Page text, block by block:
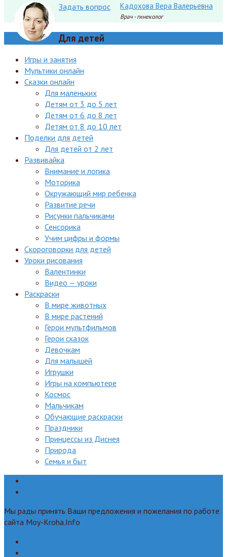
Кадохова Вера Валерьевна
Врач - гинеколог
Задать вопрос
Для детей
Игры и занятия
Мультики онлайн
Сказки онлайн
Для маленьких
Детям от 3 до 5 лет
Детям от 6 до 8 лет
Детям от 8 до 10 лет
Поделки для детей
Для детей от 2 лет
Развивайка
Внимание и логика
Моторика
Окружающий мир ребенка
Развитие речи
Рисунки пальчиками
Сенсорика
Учим цифры и формы
Скороговорки для детей
Уроки рисования
Валентинки
Видео — уроки
Раскраски
В мире животных
В мире растений
Герои мультфильмов
Герои сказок
Девочкам
Для малышей
Игрушки
Игры на компьютере
Космос
Мальчикам
Обучающие раскраски
Праздники
Принцессы из Диснея
Природа
Семья и быт
Мы рады принять Ваши предложения и пожелания по работе
сайта Moy-Kroha.Info